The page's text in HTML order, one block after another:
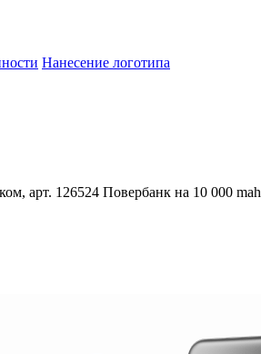
Нанесение логотипа
арт. 126524 Повербанк на 10 000 mah